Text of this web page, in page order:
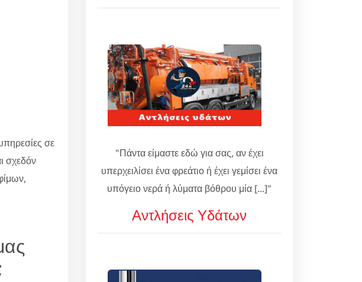
σε
σχεδόν
"Πάντα είμαστε εδώ για σας, αν έχει
υπερχειλίσει ένα φρεάτιο ή έχει γεμίσει ένα
υπόγειο νερά ή λύματα βόθρου μία [...]"
Αντλήσεις Υδάτων